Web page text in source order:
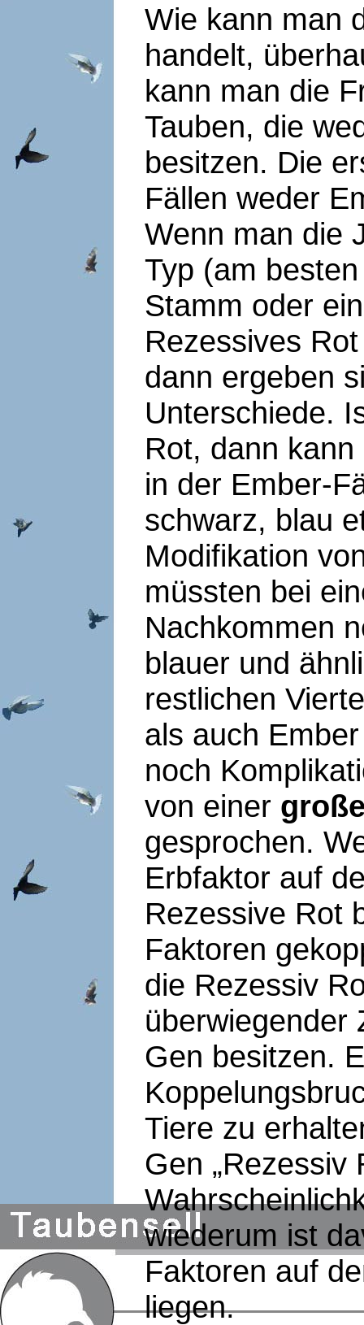
Wie kann man
handelt,
kann man die
Tauben, die
besitzen. Die
Fällen weder
Wenn man die
Typ (am
Stamm oder
Rezessives
dann ergeben
Unterschiede.
Rot, dann
in der Ember-
schwarz, blau
Modifikation
müssten bei
Nachkommen
blauer und
restlichen
als auch
noch
von einer
gesprochen.
Erbfaktor auf
Rezessive Rot
Faktoren
die Rezessiv
überwiegender
Gen besitzen.
Tiere zu
Gen „Rezessiv
wiederum ist
Faktoren auf
liegen.